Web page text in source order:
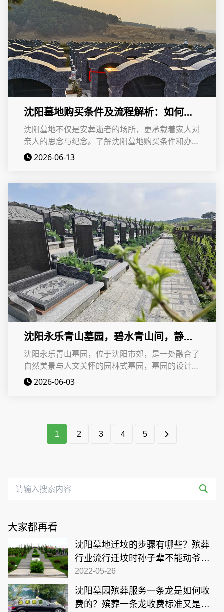
沈阳墓地购买条件及流程解析：如何合
规购买墓地？
沈阳墓地不仅是安葬逝者的场所，更承载着家人对
亲人的思念与纪念。了解沈阳墓地购买条件和办理
流程，有助于家庭在面对购墓需求时更加从容和规
范。无论是选择墓园、办理手续还是后续管理，都
2026-06-13
沈阳永乐青山墓园，碧水青山间，静谧
之地寄哀思
沈阳永乐青山墓园，位于沈阳市郊，是一处融合了
自然美景与人文关怀的园林式墓园，墓园的设计理
念深植于人文生态殡葬，以匠心筑景致，以初心做
2026-06-03
1 2 3 4 5
大家都再看
沈阳墓地迁坟的步骤有哪些？殡葬
行业流行迁坟时孙子辈不能动爷爷
辈的土！
2022-05-26
沈阳墓园殡葬服务一条龙是如何收
费的？殡葬一条龙收费标准又是怎